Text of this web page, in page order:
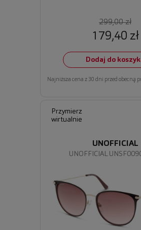
299,00 zł
179,40 zł
Dodaj do
Najniższa cena z 30 dni przed obecną
Przymierz
wirtualnie
UNOFFICIAL
UNOFFICIAL